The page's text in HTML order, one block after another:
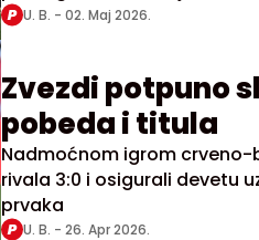
U. B. - 02. Maj 2026.
Zvezdi potpuno
pobeda i titula
Nadmoćnom igrom
rivala 3:0 i osigurali devetu
prvaka
U. B. - 26. Apr 2026.